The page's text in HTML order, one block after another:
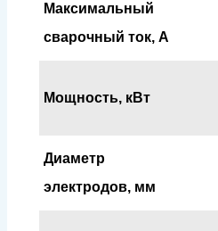
Максимальный
сварочный ток, А
Мощность, кВт
Диаметр
электродов, мм